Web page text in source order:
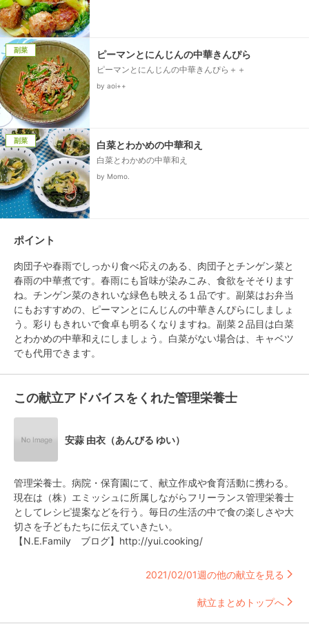
副菜 ピーマンとにんじんの中華きんぴら
ピーマンとにんじんの中華きんぴら＋＋
by aoi++
副菜 白菜とわかめの中華和え
白菜とわかめの中華和え
by Momo.
ポイント
肉団子や春雨でしっかり食べ応えのある、肉団子とチンゲン菜と
春雨の中華煮です。春雨にも旨味が染みこみ、食欲をそそります
ね。チンゲン菜のきれいな緑色も映える１品です。副菜はお弁当
にもおすすめの、ピーマンとにんじんの中華きんぴらにしましょ
う。彩りもきれいで食卓も明るくなりますね。副菜２品目は白菜
とわかめの中華和えにしましょう。白菜がない場合は、キャベツ
この献立アドバイスをくれた管理栄養士
安蒜 由衣（あんびる ゆい）
管理栄養士。病院・保育園にて、献立作成や食育活動に携わる。
現在は（株）エミッシュに所属しながらフリーランス管理栄養士
としてレシピ提案などを行う。毎日の生活の中で食の楽しさや大
切さを子どもたちに伝えていきたい。
【N.E.Family ブログ】http://yui.cooking/
2021/02/01週の他の献立を見る
献立まとめトップへ